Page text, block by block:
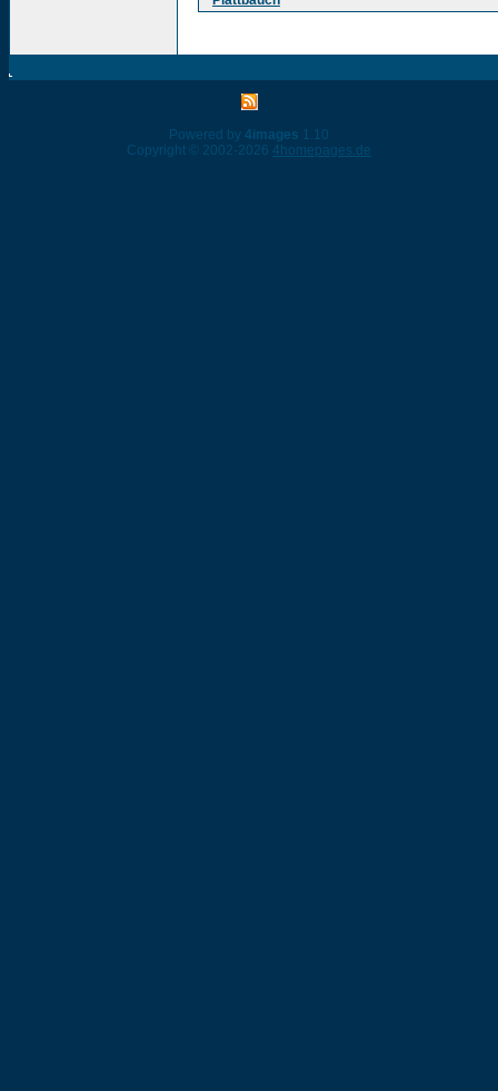
Powered by 4images 1.10
Copyright © 2002-2026 4homepages.de